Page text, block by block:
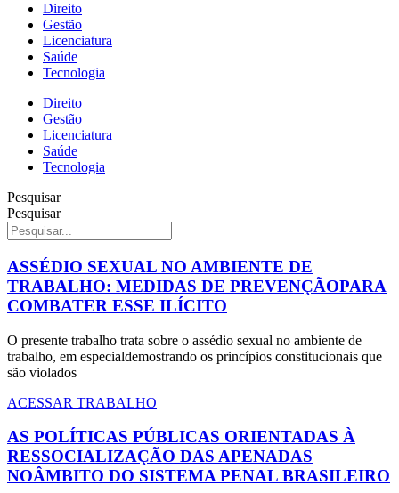
Direito
Gestão
Licenciatura
Saúde
Tecnologia
Direito
Gestão
Licenciatura
Saúde
Tecnologia
Pesquisar
Pesquisar
ASSÉDIO SEXUAL NO AMBIENTE DE
TRABALHO: MEDIDAS DE PREVENÇÃOPARA
COMBATER ESSE ILÍCITO
O presente trabalho trata sobre o assédio sexual no ambiente de
trabalho, em especialdemostrando os princípios constitucionais que
são violados
ACESSAR TRABALHO
AS POLÍTICAS PÚBLICAS ORIENTADAS À
RESSOCIALIZAÇÃO DAS APENADAS
NOÂMBITO DO SISTEMA PENAL BRASILEIRO